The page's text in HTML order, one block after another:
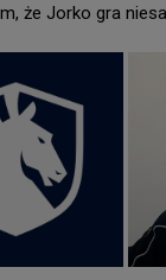
że Jorko gra